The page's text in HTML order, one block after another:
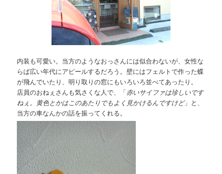
内装も可愛い。当方のようなおっさんには似合わないが、女性な
らば広い年代にアピールするだろう。壁にはフェルトで作った蝶
が飛んでいたり、明り取りの窓にもいろいろ並べてあったり。
店員のおねぇさんも気さくな人で、「赤いサイファは珍しいです
ねぇ。黄色とかはこのあたりでもよく見かけるんですけど」と、
当方の車なんかの話を振ってくれる。